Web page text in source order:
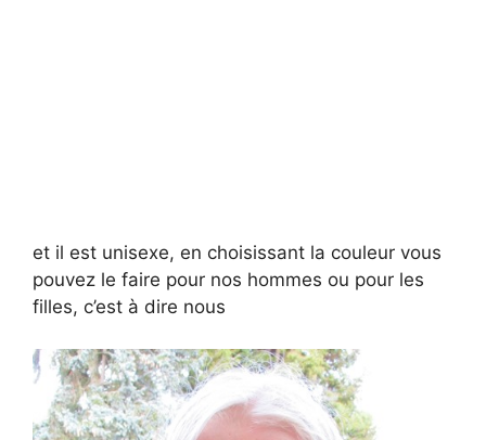
et il est unisexe, en choisissant la couleur vous
pouvez le faire pour nos hommes ou pour les
filles, c’est à dire nous